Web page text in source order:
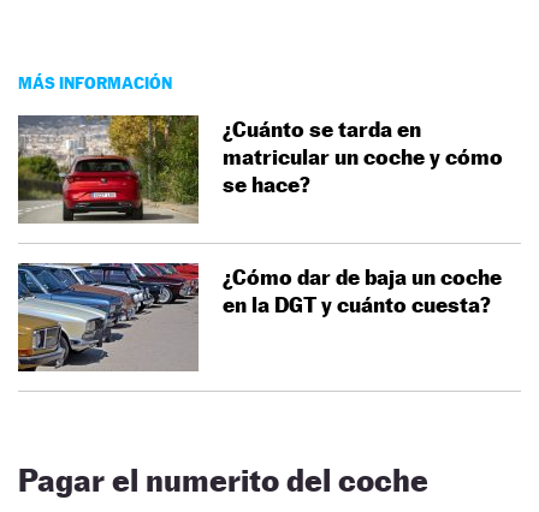
MÁS INFORMACIÓN
¿Cuánto se tarda en
matricular un coche y cómo
se hace?
¿Cómo dar de baja un coche
en la DGT y cuánto cuesta?
Pagar el numerito del coche